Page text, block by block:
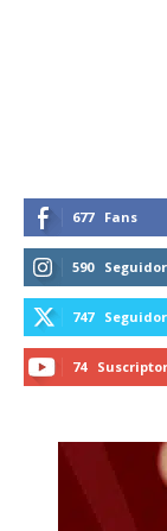
677 Fans
590
747
74